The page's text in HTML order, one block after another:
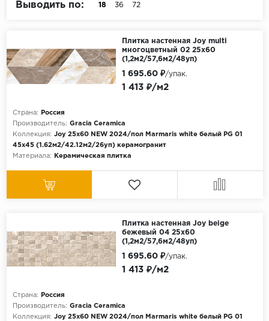
Выводить по: 18 36 72
Плитка настенная Joy multi
многоцветный 02 25х60
(1,2м2/57,6м2/48уп)
Страна:
Россия
Производитель: Gracia Ceramica
Коллекция: Joy 25х60 NEW 2024/пол Marmaris white белый PG 01
45x45 (1.62м2/42.12м2/26уп) керамогранит
Материала:
Керамическая плитка
1 413 ₽/м2
1 695.60 ₽/упак.
Плитка настенная Joy beige
бежевый 04 25х60
(1,2м2/57,6м2/48уп)
Страна:
Россия
Производитель: Gracia Ceramica
Коллекция: Joy 25х60 NEW 2024/пол Marmaris white белый PG 01
1 413 ₽/м2
1 695.60 ₽/упак.